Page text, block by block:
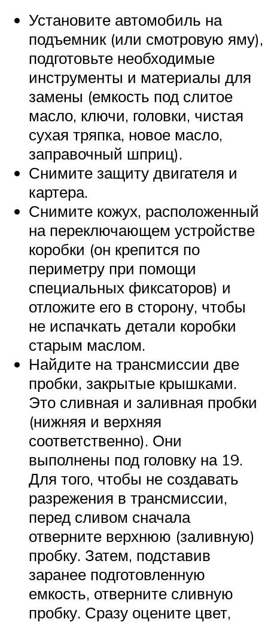
Установите автомобиль на
подъемник (или смотровую яму),
подготовьте необходимые
инструменты и материалы для
замены (емкость под слитое
масло, ключи, головки, чистая
сухая тряпка, новое масло,
заправочный шприц).
Снимите защиту двигателя и
картера.
Снимите кожух, расположенный
на переключающем устройстве
коробки (он крепится по
периметру при помощи
специальных фиксаторов) и
отложите его в сторону, чтобы
не испачкать детали коробки
старым маслом.
Найдите на трансмиссии две
пробки, закрытые крышками.
Это сливная и заливная пробки
(нижняя и верхняя
соответственно). Они
выполнены под головку на 19.
Для того, чтобы не создавать
разрежения в трансмиссии,
перед сливом сначала
отверните верхнюю (заливную)
пробку. Затем, подставив
заранее подготовленную
емкость, отверните сливную
пробку. Сразу оцените цвет,